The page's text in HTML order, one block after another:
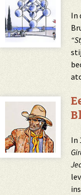
In
In